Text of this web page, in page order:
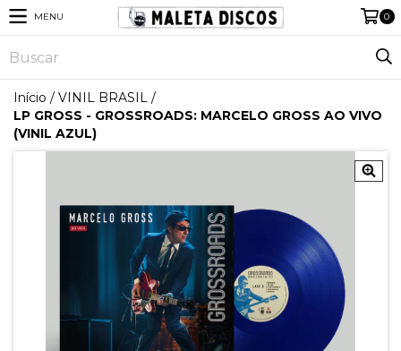
MENU 0
Início / VINIL BRASIL /
LP GROSS - GROSSROADS: MARCELO GROSS AO VIVO
(VINIL AZUL)